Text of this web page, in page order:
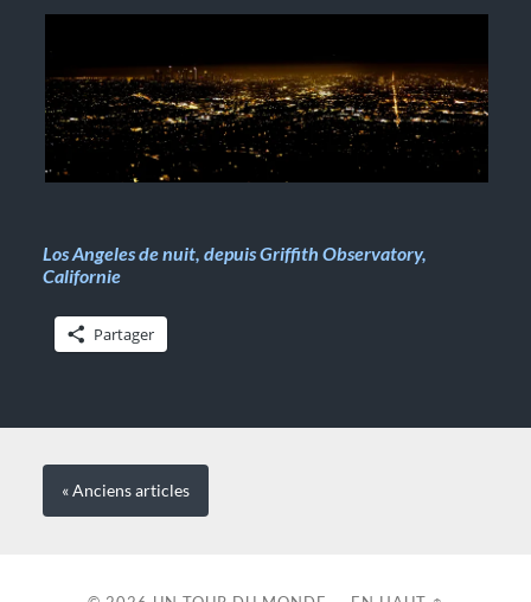
Los Angeles de nuit, depuis Griffith Observatory,
Californie
Partager
« Anciensarticles